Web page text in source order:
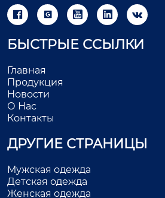
    
БЫСТРЫЕ ССЫЛКИ
Главная
Продукция
Новости
О Нас
Контакты
ДРУГИЕ СТРАНИЦЫ
Мужская одежда
Детская одежда
Женская одежда